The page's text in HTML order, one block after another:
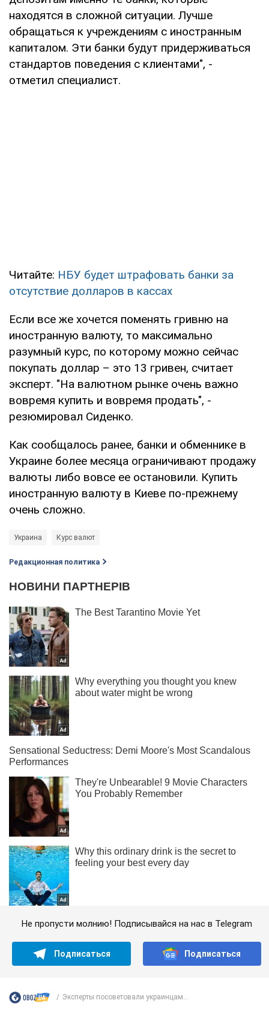
находятся в сложной ситуации. Лучше
обращаться к учреждениям с иностранным
капиталом. Эти банки будут придерживаться
стандартов поведения с клиентами", -
отметил специалист.
Читайте: НБУ будет штрафовать банки за
отсутствие долларов в кассах
Если все же хочется поменять гривню на
иностранную валюту, то максимально
разумный курс, по которому можно сейчас
покупать доллар – это 13 гривен, считает
эксперт. "На валютном рынке очень важно
вовремя купить и вовремя продать", -
резюмировал Сиденко.
Как сообщалось ранее, банки и обменнике в
Украине более месяца ограничивают продажу
валюты либо вовсе ее остановили. Купить
иностранную валюту в Киеве по-прежнему
очень сложно.
Украина Курс валют
Редакционная политика
Не пропусти молнию! Подписывайся на нас в Telegram
Подписаться Подписаться
Эксперты посоветовали украинцам...